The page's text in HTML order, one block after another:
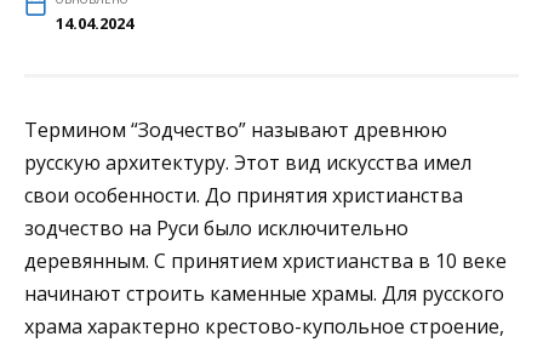
14.04.2024
Термином “Зодчество” называют древнюю
русскую архитектуру. Этот вид искусства имел
свои особенности. До принятия христианства
зодчество на Руси было исключительно
деревянным. С принятием христианства в 10 веке
начинают строить каменные храмы. Для русского
храма характерно крестово-купольное строение,